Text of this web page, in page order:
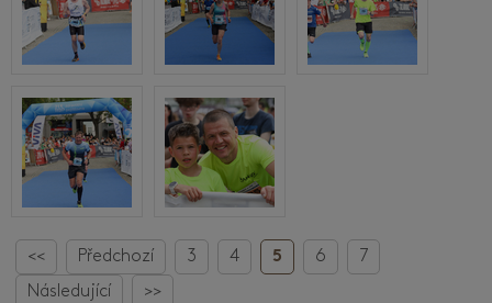
<< Předchozí 3 4 5 6
7
Následující
>>